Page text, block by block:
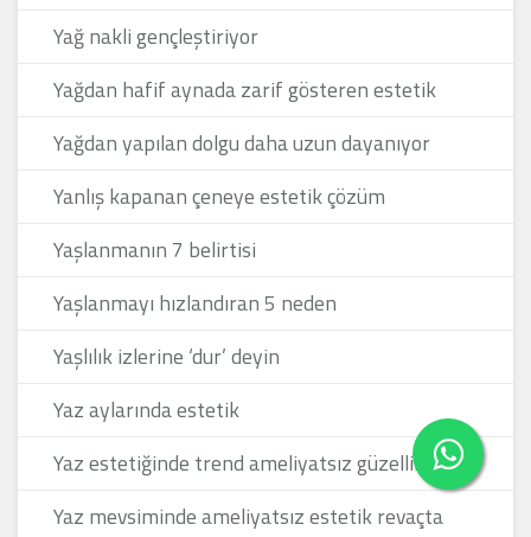
Yağ nakli gençleştiriyor
Yağdan hafif aynada zarif gösteren estetik
Yağdan yapılan dolgu daha uzun dayanıyor
Yanlış kapanan çeneye estetik çözüm
Yaşlanmanın 7 belirtisi
Yaşlanmayı hızlandıran 5 neden
Yaşlılık izlerine ‘dur’ deyin
Yaz aylarında estetik
Yaz estetiğinde trend ameliyatsız güzellik
Yaz mevsiminde ameliyatsız estetik revaçta